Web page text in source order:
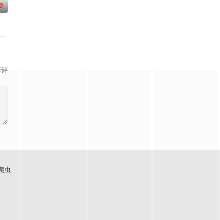
的新部门“GATE24”。这个部门直接把负责查验护照的入境管理局、盯着行
校园风云人物佐伯千晴（杢代和人 饰）因共同的电影爱好而结缘。在千晴
虫